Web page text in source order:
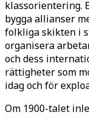
klassorientering.
bygga allianser
folkliga skikten i
organisera
och dess
rättigheter som
idag och för
Om 1900-talet